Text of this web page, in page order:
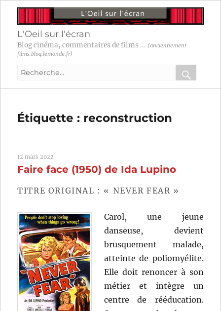
L'Oeil sur l'écran
Blog cinéma, commentaires de films ... (anciennement
films.blog.lemonde.fr)
Recherche
:
OK
Étiquette : reconstruction
12 mars 2022
Faire face (1950) de Ida Lupino
TITRE ORIGINAL : « NEVER FEAR »
Carol, une jeune
danseuse, devient
brusquement malade,
atteinte de poliomyélite.
Elle doit renoncer à son
métier et intègre un
centre de rééducation.